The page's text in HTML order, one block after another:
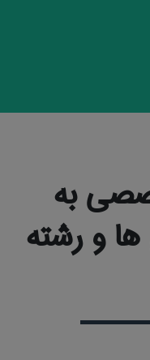
به
و رشته